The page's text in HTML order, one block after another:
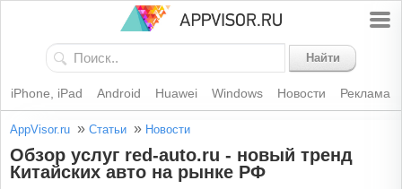
Найти
iPhone, iPad Android Huawei Windows Новости Реклама
AppVisor.ru » Статьи » Новости
Обзор услуг red-auto.ru - новый тренд
Китайских авто на рынке РФ